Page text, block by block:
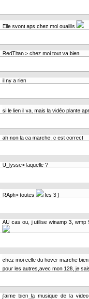
Elle svont aps chez moi ouaiiiis
RedTitan > chez moi tout va bien
il ny a rien
si le lien il va, mais la vidéo plante
ah non la ca marche, c est correct
U_lysse> laquelle ?
RAph> toutes
les 3 )
AU cas ou, j utilise winamp 3,
chez moi celle du hover marche
pour les autres,avec mon 128, je
j'aime bien la musique de la